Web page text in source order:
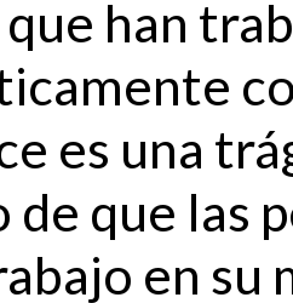
han
es una
de que las
en su